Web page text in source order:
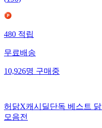
480 적립
무료배송
10,926명 구매중
허닭X캐시딜단독 베스트
모음전